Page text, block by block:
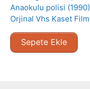
Anaokulu polisi (1990)
Orjinal Vhs Kaset Film
Sepete Ekle